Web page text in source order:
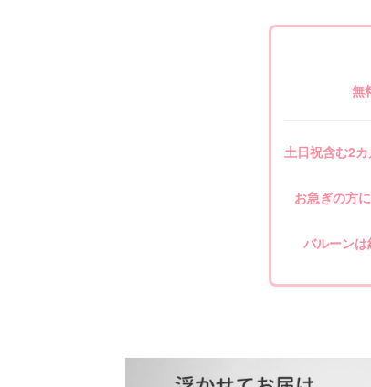
無
土日祝含む2
お急ぎの方
バルーン